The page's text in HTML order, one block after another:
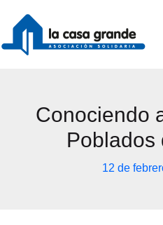
contenido
Conociendo
Poblados
12 de